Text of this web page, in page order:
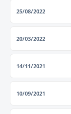
25/08/2022
20/03/2022
14/11/2021
10/09/2021